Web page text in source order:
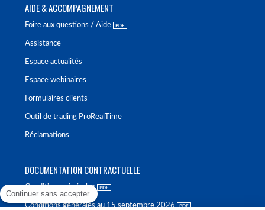
AIDE & ACCOMPAGNEMENT
Foire aux questions / Aide
Assistance
Espace actualités
Espace webinaires
Formulaires clients
Outil de trading ProRealTime
Réclamations
DOCUMENTATION CONTRACTUELLE
Conditions générales
Conditions générales au 15 septembre 2026
Continuer sans accepter